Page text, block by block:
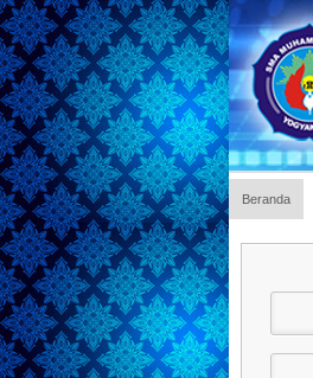
Beranda